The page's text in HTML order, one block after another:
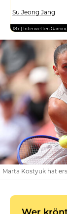
Su Jeong Jang
18+ | Interwetten
Marta Kostyuk hat